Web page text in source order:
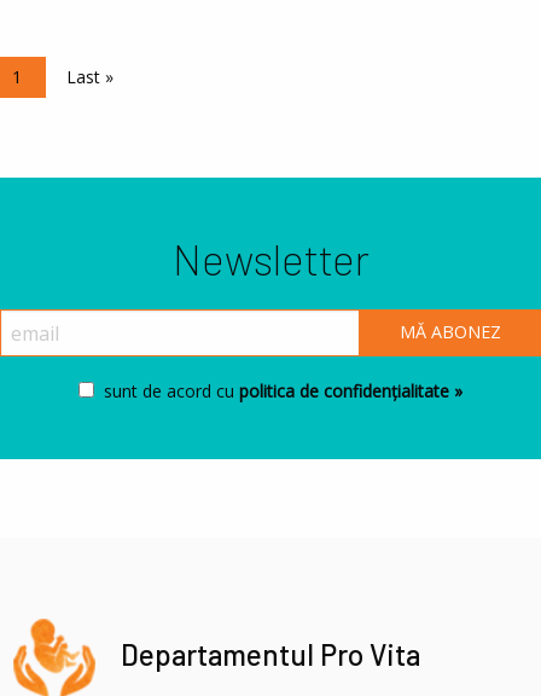
Pagina curentă
1 Ultima pagină
Last »
Newsletter
sunt de acord cu politica de confidențialitate »
Departamentul Pro Vita